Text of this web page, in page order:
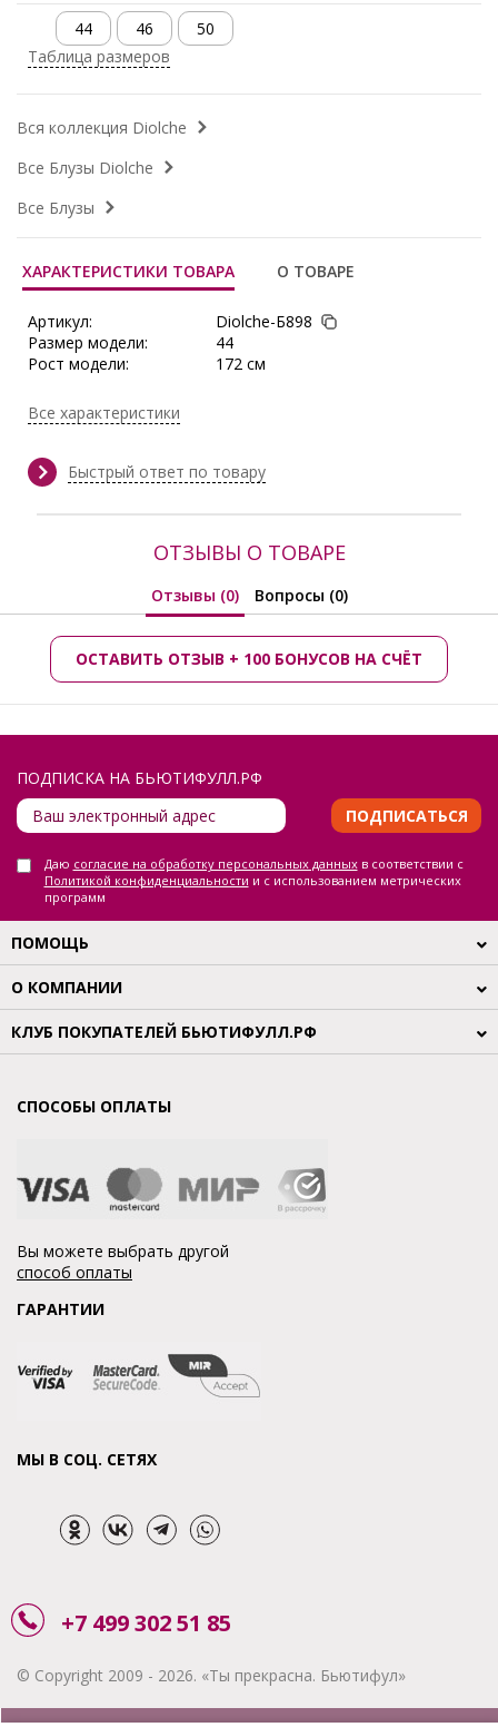
44 46
50
Таблица размеров
Вся коллекция Diolche
Все Блузы Diolche
Все Блузы
ХАРАКТЕРИСТИКИ ТОВАРА О ТОВАРЕ
Артикул:
Diolche-Б898
Размер модели:
44
Рост модели:
172 см
Тип ткани:
Длина по размерам:
Зима, Круглогодичный, Лето,
Производитель:
Diolche
Все характеристики
Быстрый ответ по товару
ОТЗЫВЫ О ТОВАРЕ
Отзывы (0) Вопросы (0)
ОСТАВИТЬ ОТЗЫВ + 100 БОНУСОВ НА СЧЁТ
ПОДПИСКА НА БЬЮТИФУЛЛ.РФ
ПОДПИСАТЬСЯ
Даю согласие на обработку персональных данныхв соответствии с
Политикой конфиденциальности и с использованием метрических
программ
ПОМОЩЬ
О КОМПАНИИ
КЛУБ ПОКУПАТЕЛЕЙ БЬЮТИФУЛЛ.РФ
СПОСОБЫ ОПЛАТЫ
Вы можете выбрать другой
способ оплаты
ГАРАНТИИ
МЫ В СОЦ. СЕТЯХ
+7 499 302 51 85
© Copyright 2009 - 2026. «Ты прекрасна. Бьютифул»